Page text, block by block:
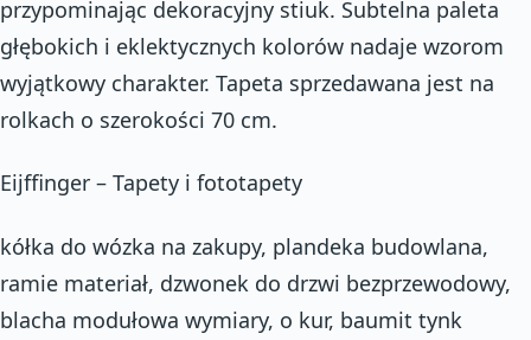
przypominając dekoracyjny stiuk. Subtelna paleta
głębokich i eklektycznych kolorów nadaje wzorom
wyjątkowy charakter. Tapeta sprzedawana jest na
rolkach o szerokości 70 cm.
Eijffinger – Tapety i fototapety
kółka do wózka na zakupy, plandeka budowlana,
ramie materiał, dzwonek do drzwi bezprzewodowy,
blacha modułowa wymiary, o kur, baumit tynk